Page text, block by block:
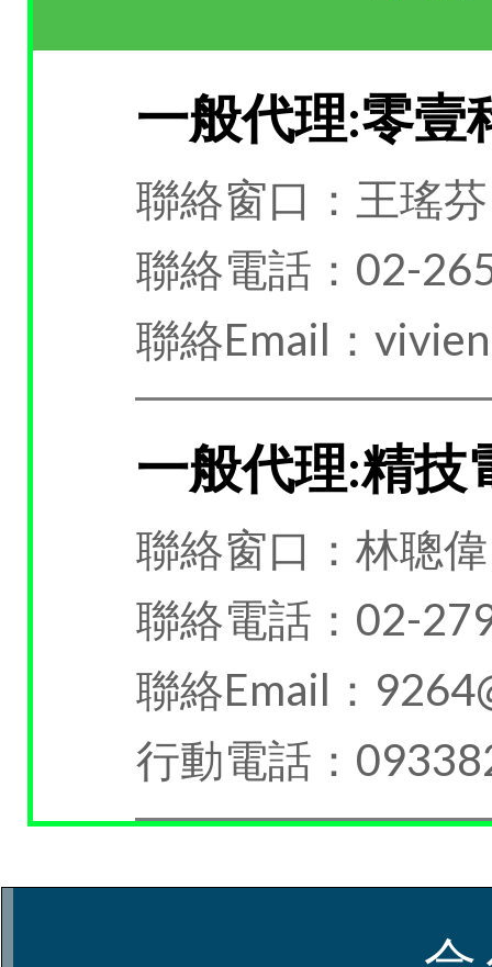
一般代理:零壹
聯絡窗口：王瑤芬
聯絡電話：02-
聯絡Email：
一般代理:精技
聯絡窗口：林聰偉
聯絡電話：02-
聯絡Email：
行動電話：